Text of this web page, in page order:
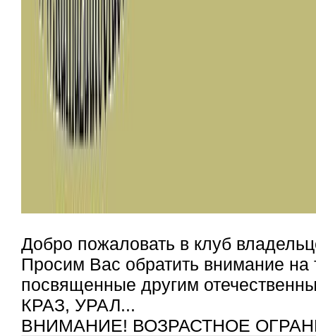
Добро пожаловать в клуб
Просим Вас обратить внимание
посвященные другим
КРАЗ, УРАЛ...
ВНИМАНИЕ! ВОЗРАСТНОЕ